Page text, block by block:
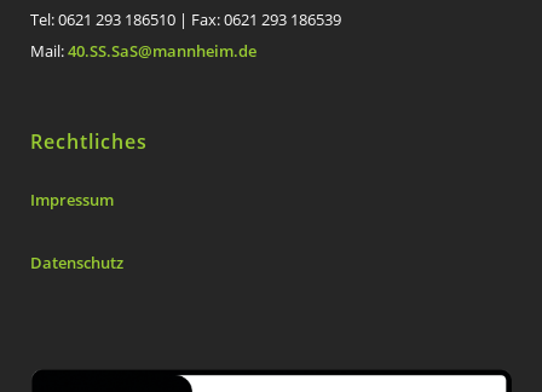
Tel: 0621 293 186510 | Fax: 0621 293 186539
Mail:40.SS.SaS@mannheim.de
Rechtliches
Impressum
Datenschutz